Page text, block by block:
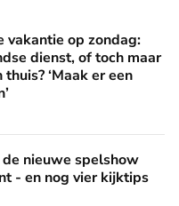
naar een
vakantie op zondag:
dienst, of toch maar
‘Maak er een
AVROTROS
nieuwe spelshow
- en nog vier kijktips